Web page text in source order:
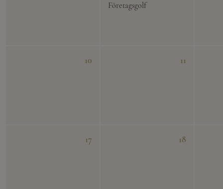
Företagsgolf
10 11
17 18